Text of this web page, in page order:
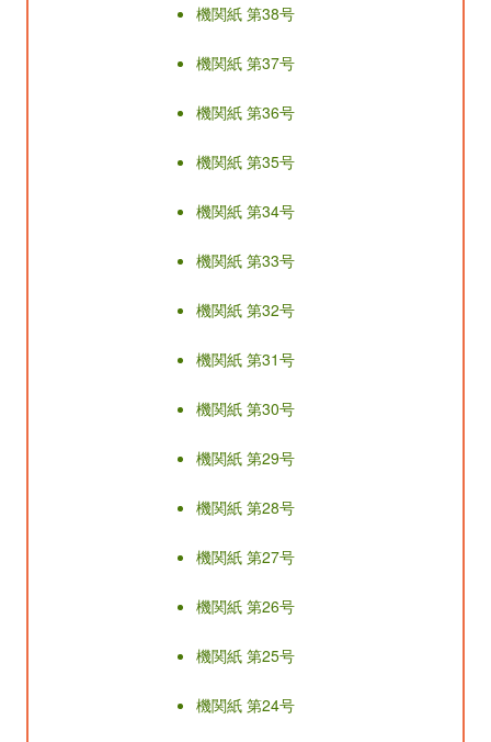
機関紙 第38号
機関紙 第37号
機関紙 第36号
機関紙 第35号
機関紙 第34号
機関紙 第33号
機関紙 第32号
機関紙 第31号
機関紙 第30号
機関紙 第29号
機関紙 第28号
機関紙 第27号
機関紙 第26号
機関紙 第25号
機関紙 第24号